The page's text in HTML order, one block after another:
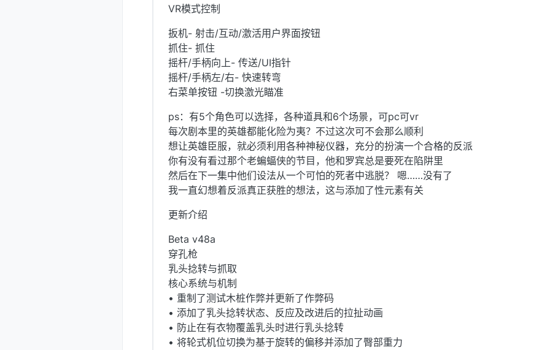
VR模式控制
扳机- 射击/互动/激活用户界面按钮
抓住- 抓住
摇杆/手柄向上- 传送/UI指针
摇杆/手柄左/右- 快速转弯
右菜单按钮 -切换激光瞄准
ps：有5个角色可以选择，各种道具和6个场景，可pc可vr
每次剧本里的英雄都能化险为夷？不过这次可不会那么顺利
想让英雄臣服，就必须利用各种神秘仪器，充分的扮演一个合格的反派
你有没有看过那个老蝙蝠侠的节目，他和罗宾总是要死在陷阱里
然后在下一集中他们设法从一个可怕的死者中逃脱？ 嗯……没有了
我一直幻想着反派真正获胜的想法，这与添加了性元素有关
更新介绍
Beta v48a
穿孔枪
乳头捻转与抓取
核心系统与机制
• 重制了测试木桩作弊并更新了作弊码
• 添加了乳头捻转状态、反应及改进后的拉扯动画
• 防止在有衣物覆盖乳头时进行乳头捻转
• 将轮式机位切换为基于旋转的偏移并添加了臀部重力